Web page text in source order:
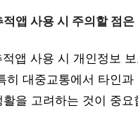
적앱 사용 시 주의할 점
앱 사용 시 개인정보
히 대중교통에서 타인과
활을 고려하는 것이 중요